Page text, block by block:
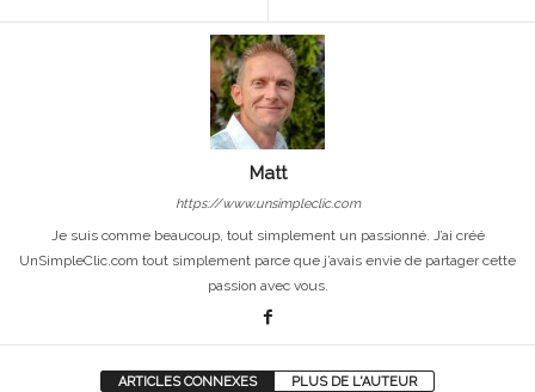
Matt
https://www.unsimpleclic.com
Je suis comme beaucoup, tout simplement un passionné. J’ai créé
UnSimpleClic.com tout simplement parce que j’avais envie de partager cette
passion avec vous.
ARTICLES CONNEXES PLUS DE L'AUTEUR